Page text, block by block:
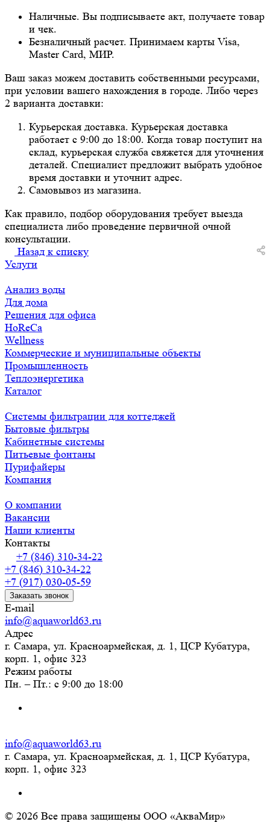
Наличные. Вы подписываете акт, получаете товар
и чек.
Безналичный расчет. Принимаем карты Visa,
Master Card, МИР.
Ваш заказ можем доставить собственными ресурсами,
при условии вашего нахождения в городе. Либо через
2 варианта доставки:
Курьерская доставка. Курьерская доставка
работает с 9:00 до 18:00. Когда товар поступит на
склад, курьерская служба свяжется для уточнения
деталей. Специалист предложит выбрать удобное
время доставки и уточнит адрес.
Самовывоз из магазина.
Как правило, подбор оборудования требует выезда
специалиста либо проведение первичной очной
консультации.
Назад к списку
Услуги
Анализ воды
Для дома
Решения для офиса
HoReCa
Wellness
Коммерческие и муниципальные объекты
Промышленность
Теплоэнергетика
Каталог
Системы фильтрации для коттеджей
Бытовые фильтры
Кабинетные системы
Питьевые фонтаны
Пурифайеры
Компания
О компании
Вакансии
Наши клиенты
Контакты
+7 (846) 310-34-22
+7 (846) 310-34-22
+7 (917) 030-05-59
Заказать звонок
E-mail
info@aquaworld63.ru
Адрес
г. Самара, ул. Красноармейская, д. 1, ЦСР Кубатура,
корп. 1, офис 323
Режим работы
Пн. – Пт.: с 9:00 до 18:00
info@aquaworld63.ru
г. Самара, ул. Красноармейская, д. 1, ЦСР Кубатура,
корп. 1, офис 323
© 2026 Все права защищены ООО «АкваМир»